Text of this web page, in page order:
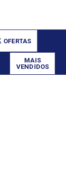
OFERTAS
MAIS
VENDIDOS